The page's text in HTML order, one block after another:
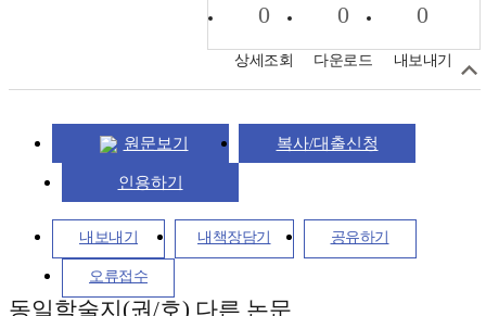
0
상세조회
0
다운로드
0
내보내기
원문보기 복사/대출신청
인용하기
내보내기 내책장담기 공유하기
오류접수
동일학술지(권/호) 다른 논문